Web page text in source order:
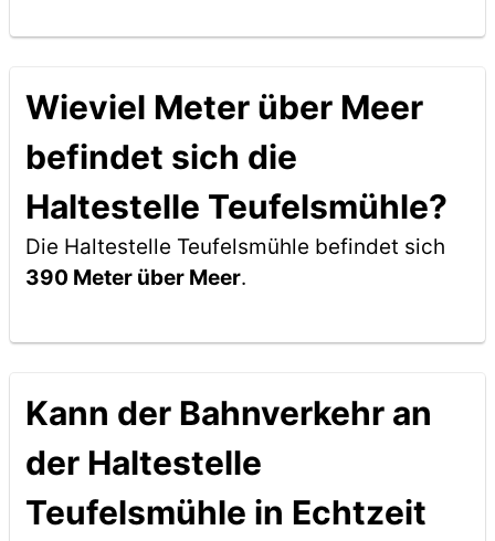
Wieviel Meter über Meer
befindet sich die
Haltestelle Teufelsmühle?
Die Haltestelle Teufelsmühle befindet sich
390 Meter über Meer.
Kann der Bahnverkehr an
der Haltestelle
Teufelsmühle in Echtzeit